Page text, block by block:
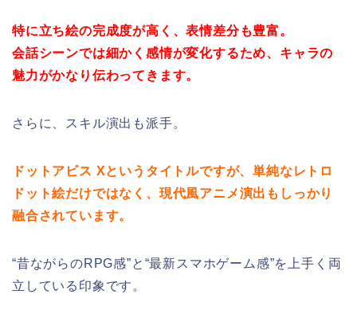
特に立ち絵の完成度が高く、表情差分も豊富。
会話シーンでは細かく感情が変化するため、キャラの
魅力がかなり伝わってきます。
さらに、スキル演出も派手。
ドットアビス Xというタイトルですが、単純なレトロ
ドット絵だけではなく、現代風アニメ演出もしっかり
融合されています。
“昔ながらのRPG感”と“最新スマホゲーム感”を上手く両
立している印象です。